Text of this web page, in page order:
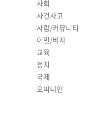
사회
사회
사건사고
사람/커뮤니티
이민/비자
교육
정치